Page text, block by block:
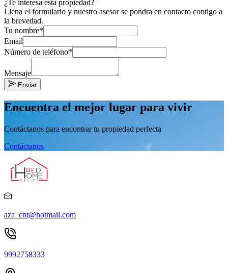
¿Te interesa esta propiedad?
Llena el formulario y nuestro asesor se pondra en contacto contigo a
la brevedad.
Tu nombre*
Email
Número de teléfono*
Mensaje
Enviar
Encuentra el mejor lugar para vivir
Contáctanos para encontrar tu propiedad perfecta
Contáctanos
aza_cnt@hotmail.com
9992758333